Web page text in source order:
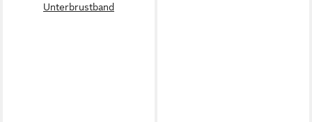
Unterbrustband